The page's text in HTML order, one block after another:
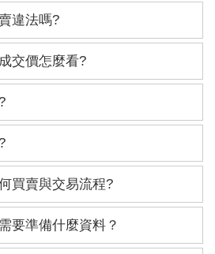
違法嗎?
交價怎麼看?
買賣與交易流程?
要準備什麼資料？